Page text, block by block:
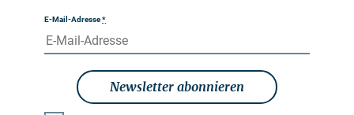
E-Mail-Adresse*
Newsletter abonnieren